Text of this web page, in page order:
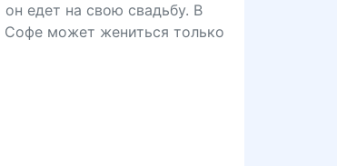
едет на свою свадьбу. В
может жениться только